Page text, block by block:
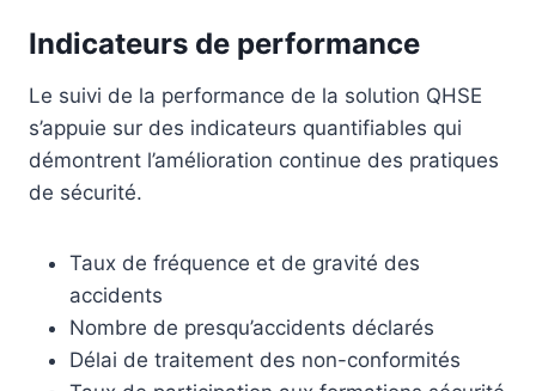
Indicateurs de performance
Le suivi de la performance de la solution QHSE
s’appuie sur des indicateurs quantifiables qui
démontrent l’amélioration continue des pratiques
de sécurité.
Taux de fréquence et de gravité des
accidents
Nombre de presqu’accidents déclarés
Délai de traitement des non-conformités